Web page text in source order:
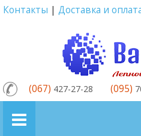
Контакты | Доставка и
(067) 427-27-28 (095)